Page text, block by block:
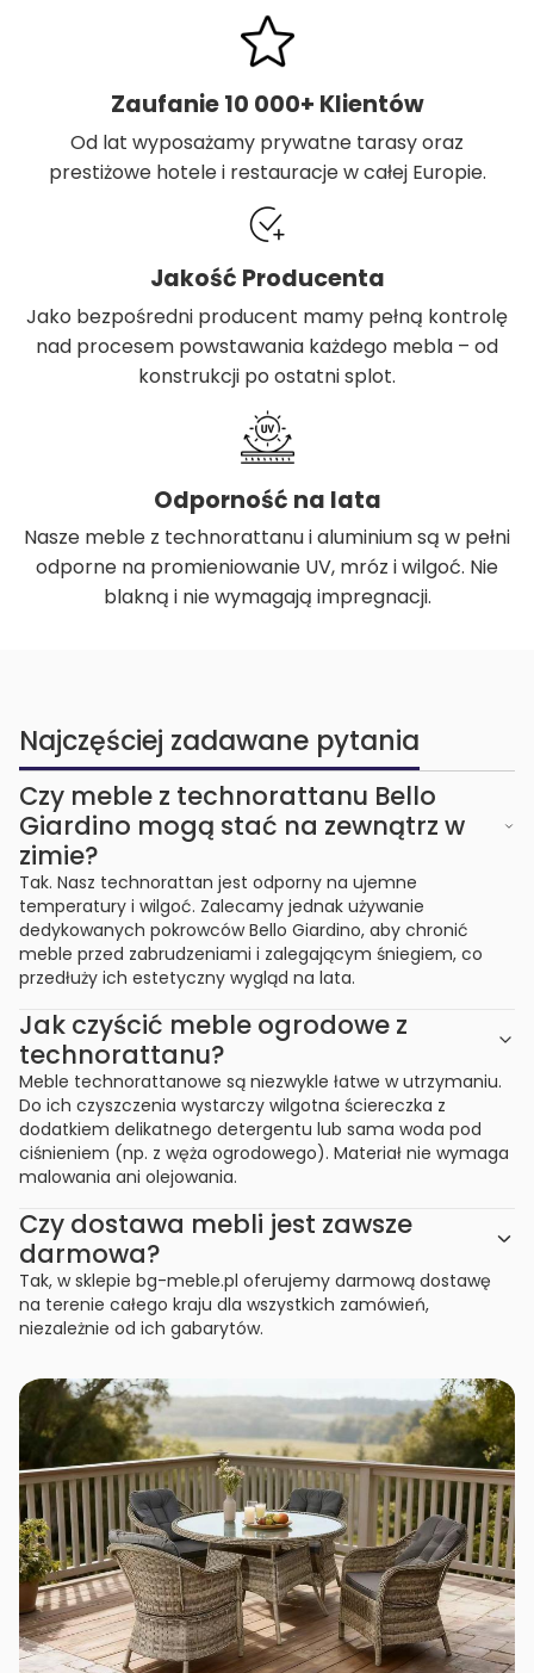
Zaufanie 10 000+ Klientów
Od lat wyposażamy prywatne tarasy oraz
prestiżowe hotele i restauracje w całej Europie.
Jakość Producenta
Jako bezpośredni producent mamy pełną kontrolę
nad procesem powstawania każdego mebla – od
konstrukcji po ostatni splot.
Odporność na lata
Nasze meble z technorattanu i aluminium są w pełni
odporne na promieniowanie UV, mróz i wilgoć. Nie
blakną i nie wymagają impregnacji.
Najczęściej zadawane pytania
Czy meble z technorattanu Bello
Giardino mogą stać na zewnątrz w
zimie?
Tak. Nasz technorattan jest odporny na ujemne
temperatury i wilgoć. Zalecamy jednak używanie
dedykowanych pokrowców Bello Giardino, aby chronić
meble przed zabrudzeniami i zalegającym śniegiem, co
przedłuży ich estetyczny wygląd na lata.
Jak czyścić meble ogrodowe z
technorattanu?
Meble technorattanowe są niezwykle łatwe w utrzymaniu.
Do ich czyszczenia wystarczy wilgotna ściereczka z
dodatkiem delikatnego detergentu lub sama woda pod
ciśnieniem (np. z węża ogrodowego). Materiał nie wymaga
malowania ani olejowania.
Czy dostawa mebli jest zawsze
darmowa?
Tak, w sklepie bg-meble.pl oferujemy darmową dostawę
na terenie całego kraju dla wszystkich zamówień,
niezależnie od ich gabarytów.